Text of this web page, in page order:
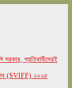
সরকার, প্রতিবাদীদেরই
(SVIFF) ২০২৫